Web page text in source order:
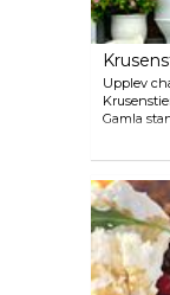
Upplev
Gamla